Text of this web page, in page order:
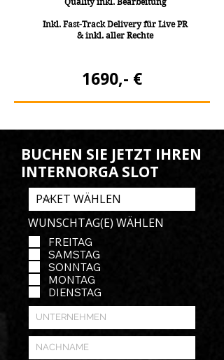
Inkl. Fast-Track Delivery für Live PR
& inkl. aller Rechte
1690,- €
BUCHEN SIE JETZT IHREN
INTERNORGA SLOT
WUNSCHTAG(E) WÄHLEN
FREITAG
SAMSTAG
SONNTAG
MONTAG
DIENSTAG